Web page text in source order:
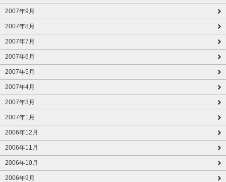
2007年9月
2007年8月
2007年7月
2007年6月
2007年5月
2007年4月
2007年3月
2007年1月
2006年12月
2006年11月
2006年10月
2006年9月